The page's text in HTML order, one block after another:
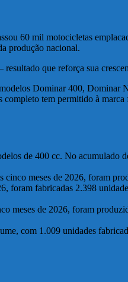
60 mil motocicletas
produção nacional.
que reforça sua
Dominar 400,
tem permitido à
de 400 cc. No acumulado
meses de 2026, foram
fabricadas 2.398
meses de 2026, foram
com 1.009 unidades